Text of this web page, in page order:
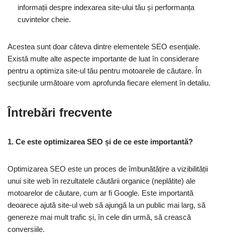
informații despre indexarea site-ului tău și performanța
cuvintelor cheie.
Acestea sunt doar câteva dintre elementele SEO esențiale.
Există multe alte aspecte importante de luat în considerare
pentru a optimiza site-ul tău pentru motoarele de căutare. În
secțiunile următoare vom aprofunda fiecare element în detaliu.
Întrebări frecvente
1. Ce este optimizarea SEO și de ce este importantă?
Optimizarea SEO este un proces de îmbunătățire a vizibilității
unui site web în rezultatele căutării organice (neplătite) ale
motoarelor de căutare, cum ar fi Google. Este importantă
deoarece ajută site-ul web să ajungă la un public mai larg, să
genereze mai mult trafic și, în cele din urmă, să crească
conversiile.